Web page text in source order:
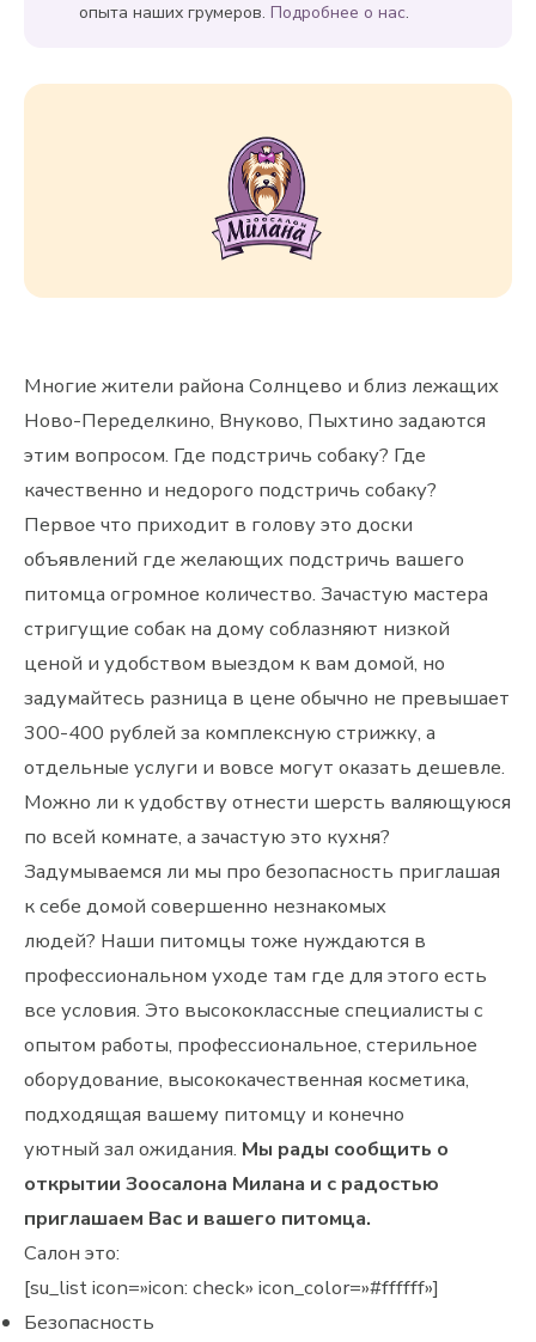
опыта наших грумеров. Подробнее о нас.
Многие жители района Солнцево и близ лежащих
Ново-Переделкино, Внуково, Пыхтино задаются
этим вопросом. Где подстричь собаку? Где
качественно и недорого подстричь собаку?
Первое что приходит в голову это доски
объявлений где желающих подстричь вашего
питомца огромное количество. Зачастую мастера
стригущие собак на дому соблазняют низкой
ценой и удобством выездом к вам домой, но
задумайтесь разница в цене обычно не превышает
300-400 рублей за комплексную стрижку, а
отдельные услуги и вовсе могут оказать дешевле.
Можно ли к удобству отнести шерсть валяющуюся
по всей комнате, а зачастую это кухня?
Задумываемся ли мы про безопасность приглашая
к себе домой совершенно незнакомых
людей? Наши питомцы тоже нуждаются в
профессиональном уходе там где для этого есть
все условия. Это высококлассные специалисты с
опытом работы, профессиональное, стерильное
оборудование, высококачественная косметика,
подходящая вашему питомцу и конечно
уютный зал ожидания. Мы рады сообщить о
открытии Зоосалона Милана и с радостью
приглашаем Вас и вашего питомца.
Салон это:
[su_list icon=»icon: check» icon_color=»#ffffff»]
Безопасность